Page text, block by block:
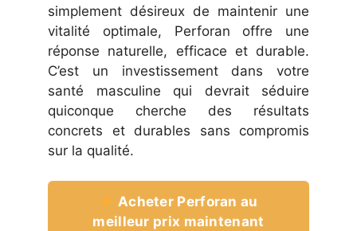
simplement désireux de maintenir une
vitalité optimale, Perforan offre une
réponse naturelle, efficace et durable.
C’est un investissement dans votre
santé masculine qui devrait séduire
quiconque cherche des résultats
concrets et durables sans compromis
sur la qualité.
Acheter Perforan au
meilleur prix maintenant